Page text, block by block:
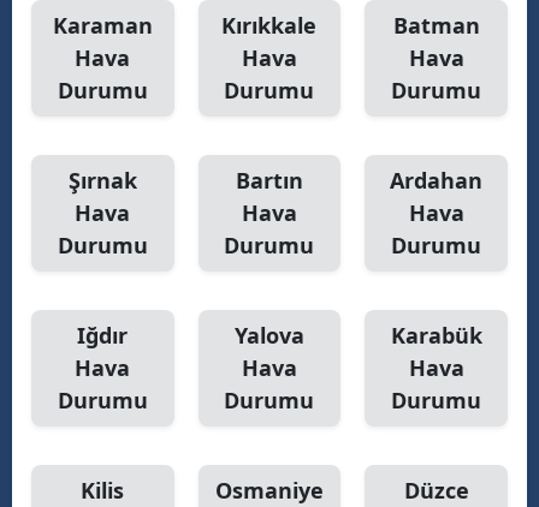
Karaman
Hava
Durumu
Kırıkkale
Hava
Durumu
Batman
Hava
Durumu
Şırnak
Hava
Durumu
Bartın
Hava
Durumu
Ardahan
Hava
Durumu
Iğdır
Hava
Durumu
Yalova
Hava
Durumu
Karabük
Hava
Durumu
Kilis
Osmaniye
Düzce